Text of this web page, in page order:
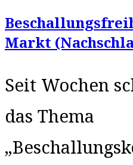
Markt
Seit Wochen
das Thema